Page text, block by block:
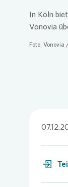
In Köln
Vonovia
Foto: Vonovia